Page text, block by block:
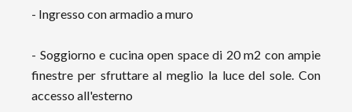
- Ingresso con armadio a muro
- Soggiorno e cucina open space di 20 m2 con ampie
finestre per sfruttare al meglio la luce del sole. Con
accesso all'esterno